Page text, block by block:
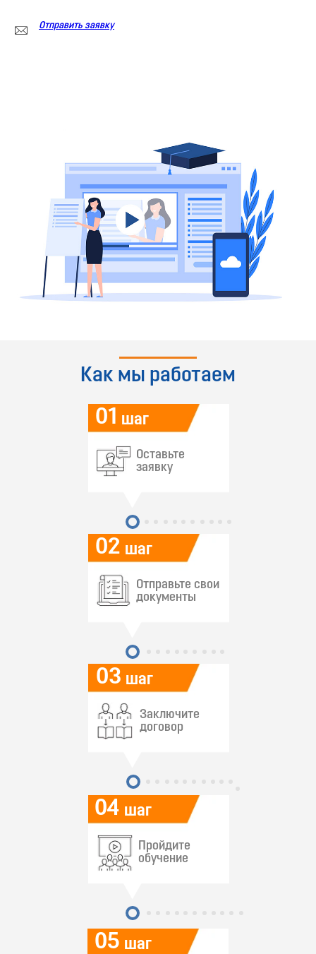
Отправить заявку
Как мы работаем
05
04
03
02
01
Оставьте
заявку
шаг
шаг
шаг
шаг
шаг
Отправьте свои
документы
Заключите
договор
Пройдите
обучение